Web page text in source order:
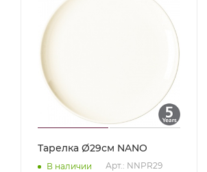
Тарелка Ø29см NANO
В наличии Арт.: NNPR29